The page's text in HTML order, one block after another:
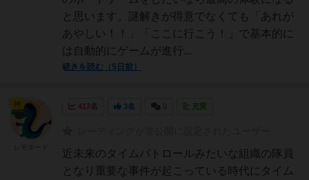
と思います。謎解きが得意でなくても「あれが
あやしい！！」「ここに行こう！」で基本的に
は自動的にゲームが進行...
続きを読む（5日前）
417名 3名 充実
近未来のタイムパトロールみたいな組織の隊員
となり重要な事件が起こっている時代にタイム
神